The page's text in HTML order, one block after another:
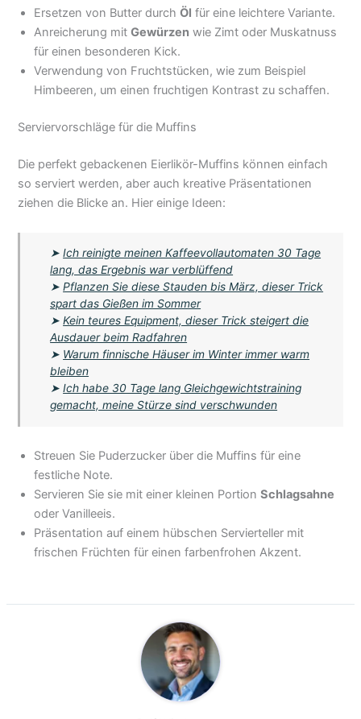
Ersetzen von Butter durchÖl für eine leichtere Variante.
Anreicherung mitGewürzen wie Zimt oder Muskatnuss
für einen besonderen Kick.
Verwendung von Fruchtstücken, wie zum Beispiel
Himbeeren, um einen fruchtigen Kontrast zu schaffen.
Serviervorschläge für die Muffins
Die perfekt gebackenen Eierlikör-Muffins können einfach
so serviert werden, aber auch kreative Präsentationen
ziehen die Blicke an. Hier einige Ideen:
➤Ich reinigte meinen Kaffeevollautomaten 30 Tage
lang, das Ergebnis war verblüffend
➤Pflanzen Sie diese Stauden bis März, dieser Trick
spart das Gießen im Sommer
➤Kein teures Equipment, dieser Trick steigert die
Ausdauer beim Radfahren
➤ Warum finnische Häuser im Winter immer warm
bleiben
➤Ich habe 30 Tage lang Gleichgewichtstraining
gemacht, meine Stürze sind verschwunden
Streuen Sie Puderzucker über die Muffins für eine
festliche Note.
Servieren Sie sie mit einer kleinen PortionSchlagsahne
oder Vanilleeis.
Präsentation auf einem hübschen Servierteller mit
frischen Früchten für einen farbenfrohen Akzent.